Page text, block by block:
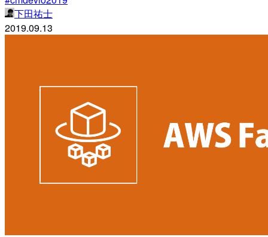
下田祐士
2019.09.13